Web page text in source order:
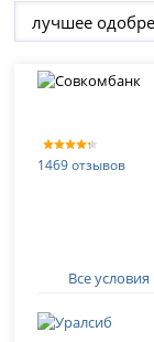
лучшее
1469 отзывов
Все условия